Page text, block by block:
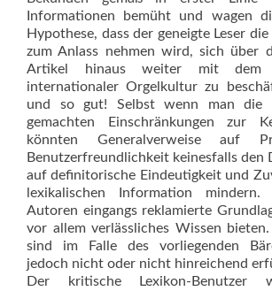
Informationen bemüht und wagen
Hypothese, dass der geneigte Leser
zum Anlass nehmen wird, sich über
Artikel hinaus weiter mit dem
internationaler Orgelkultur zu
und so gut! Selbst wenn man die
gemachten Einschränkungen zur
könnten Generalverweise auf
Benutzerfreundlichkeit keinesfalls den
auf definitorische Eindeutigkeit und
lexikalischen Information
Autoren eingangs reklamierte
vor allem verlässliches Wissen
sind im Falle des vorliegenden
jedoch nicht oder nicht hinreichend
Der kritische Lexikon-